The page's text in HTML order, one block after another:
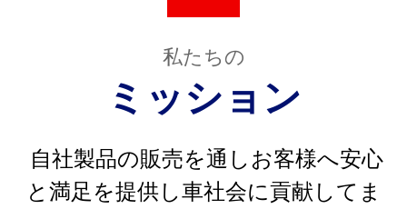
私たちの
ミッション
自社製品の販売を通しお客様へ安心
と満足を提供し車社会に貢献してま